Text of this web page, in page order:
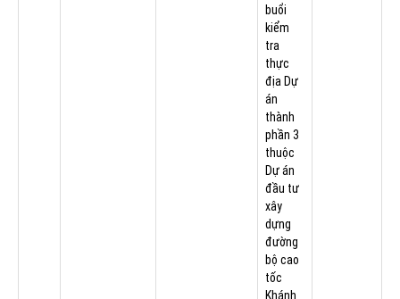
buổi
kiểm
tra
thực
địa Dự
án
thành
phần 3
thuộc
Dự án
đầu tư
xây
dựng
đường
bộ cao
tốc
Khánh